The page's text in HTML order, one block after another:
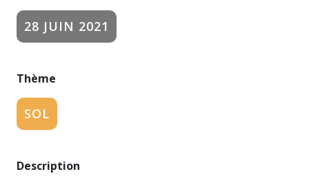
28 JUIN 2021
Thème
SOL
Description